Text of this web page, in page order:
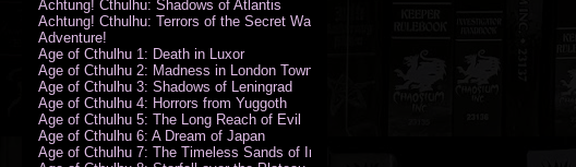
Achtung! Cthulhu: Shadows of Atlantis
Achtung! Cthulhu: Terrors of the Secret War
Adventure!
Age of Cthulhu 1: Death in Luxor
Age of Cthulhu 2: Madness in London Town
Age of Cthulhu 3: Shadows of Leningrad
Age of Cthulhu 4: Horrors from Yuggoth
Age of Cthulhu 5: The Long Reach of Evil
Age of Cthulhu 6: A Dream of Japan
Age of Cthulhu 7: The Timeless Sands of India